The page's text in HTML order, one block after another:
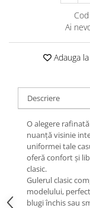
Ai
Adauga
Descriere
O alegere
nuanță visinie
uniformei tale
oferă confort şi
clasic.
Gulerul clasic
modelului,
blugi închis sau